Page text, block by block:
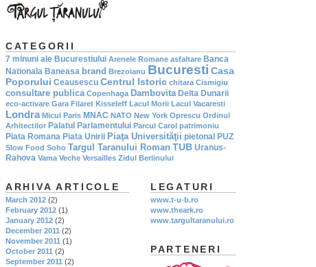
CATEGORII
7 minuni ale Bucurestiului Arenele Romane asfaltare Banca
Nationala Baneasa brand Brezoianu Bucuresti Casa
Poporului Ceausescu Centrul Istoric chitara Cismigiu
consultare publica Copenhaga Dambovita Delta Dunarii
eco-activare Gara Filaret Kisseleff Lacul Morii Lacul Vacaresti
Londra Micul Paris MNAC NATO New York Oprescu Ordinul
Arhitectilor Palatul Parlamentului Parcul Carol patrimoniu
Piata Romana Piata Unirii Piaţa Universităţii pietonal PUZ
Slow Food Soho Targul Taranului Roman TUB Uranus-
Rahova Vama Veche Versailles Zidul Berlinului
LEGATURI
www.t-u-b.ro
www.theark.ro
www.targultaranului.ro
PARTENERI
ARHIVA ARTICOLE
March 2012 (2)
February 2012 (1)
January 2012 (2)
December 2011 (2)
November 2011 (1)
October 2011 (2)
September 2011 (2)